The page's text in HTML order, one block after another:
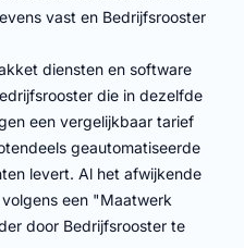
vast en Bedrijfsrooster
diensten en software
die in dezelfde
een vergelijkbaar tarief
geautomatiseerde
levert. Al het afwijkende
een "Maatwerk
door Bedrijfsrooster te